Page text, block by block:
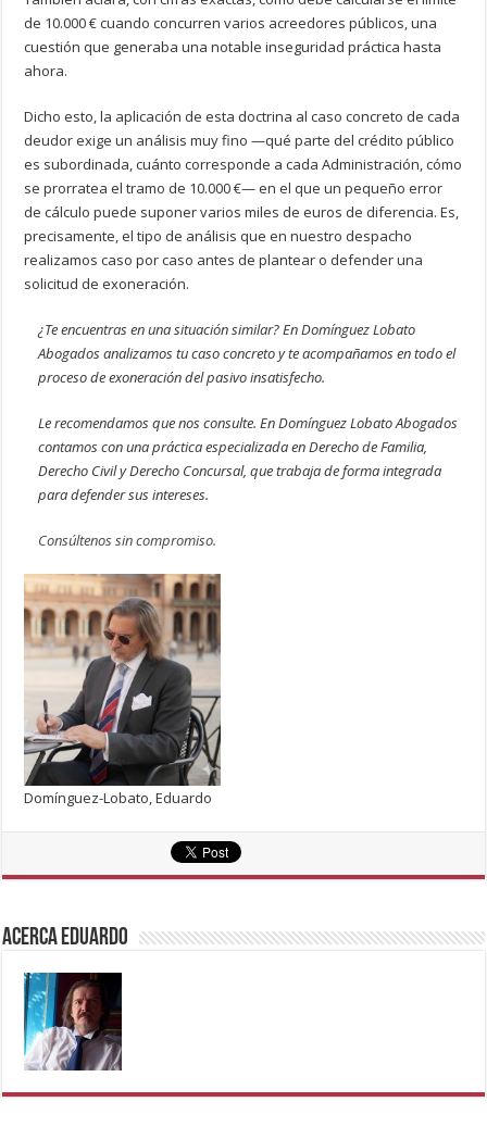
de 10.000 € cuando concurren varios acreedores públicos, una
cuestión que generaba una notable inseguridad práctica hasta
ahora.
Dicho esto, la aplicación de esta doctrina al caso concreto de cada
deudor exige un análisis muy fino —qué parte del crédito público
es subordinada, cuánto corresponde a cada Administración, cómo
se prorratea el tramo de 10.000 €— en el que un pequeño error
de cálculo puede suponer varios miles de euros de diferencia. Es,
precisamente, el tipo de análisis que en nuestro despacho
realizamos caso por caso antes de plantear o defender una
solicitud de exoneración.
¿Te encuentras en una situación similar? En Domínguez Lobato
Abogados analizamos tu caso concreto y te acompañamos en todo el
proceso de exoneración del pasivo insatisfecho.
Le recomendamos que nos consulte. En Domínguez Lobato Abogados
contamos con una práctica especializada en Derecho de Familia,
Derecho Civil y Derecho Concursal, que trabaja de forma integrada
para defender sus intereses.
Consúltenos sin compromiso.
Domínguez-Lobato, Eduardo
Acerca eduardo